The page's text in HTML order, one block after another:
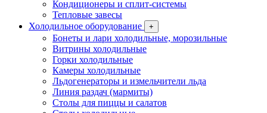
Кондиционеры и сплит-системы
Тепловые завесы
Холодильное оборудование
+
Бонеты и лари холодильные, морозильные
Витрины холодильные
Горки холодильные
Камеры холодильные
Льдогенераторы и измельчители льда
Линия раздач (мармиты)
Столы для пиццы и салатов